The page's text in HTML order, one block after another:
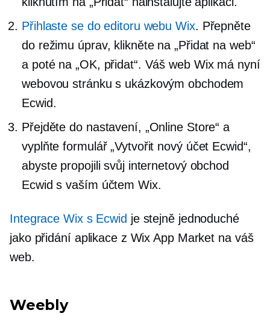
Přihlaste se do editoru webu Wix. Přepněte
do režimu úprav, klikněte na „Přidat na web“
a poté na „OK, přidat“. Váš web Wix má nyní
webovou stránku s ukázkovým obchodem
Ecwid.
Přejděte do nastavení, „Online Store“ a
vyplňte formulář „Vytvořit nový účet Ecwid“,
abyste propojili svůj internetový obchod
Ecwid s vaším účtem Wix.
Integrace Wix s Ecwid je stejně jednoduché
jako přidání aplikace z Wix App Market na váš
web.
Weebly